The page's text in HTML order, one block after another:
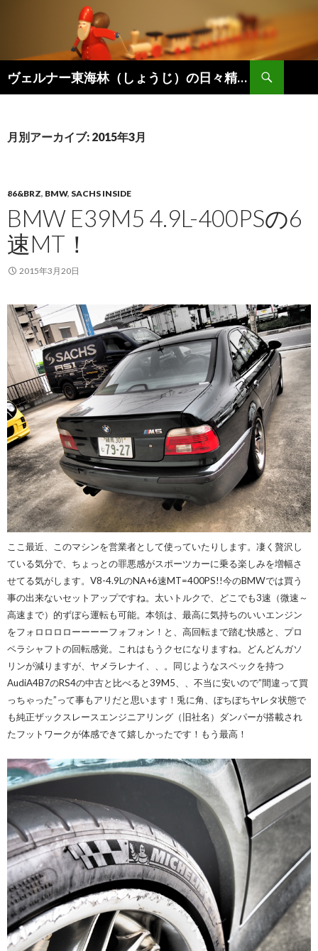
ヴェルナー東海林（しょうじ）の日々精進。
索
ン
キ
ッ
プ
月別アーカイブ: 2015年3月
86&BRZ, BMW, SACHS INSIDE
BMW E39M5 4.9L-400PSの6
速MT！
2015年3月20日
ここ最近、このマシンを営業者として使っていたりします。凄く贅沢し
ている気分で、ちょっとの罪悪感がスポーツカーに乗る楽しみを増幅さ
せてる気がします。V8-4.9LのNA+6速MT=400PS!!今のBMWでは買う
事の出来ないセットアップですね。太いトルクで、どこでも3速（微速～
高速まで）的ずぼら運転も可能。本領は、最高に気持ちのいいエンジン
をフォロロロローーーーフォフォン！と、高回転まで踏む快感と、プロ
ペラシャフトの回転感覚。これはもうクセになりますね。どんどんガソ
リンが減りますが、ヤメラレナイ、、。同じようなスペックを持つ
AudiA4B7のRS4の中古と比べると39M5、、不当に安いので”間違って買
っちゃった”って事もアリだと思います！兎に角、ぼちぼちヤレタ状態で
も純正ザックスレースエンジニアリング（旧社名）ダンパーが搭載され
たフットワークが体感できて嬉しかったです！もう最高！